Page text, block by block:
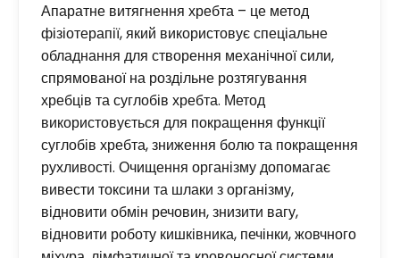
Апаратне витягнення хребта – це метод
фізіотерапії, який використовує спеціальне
обладнання для створення механічної сили,
спрямованої на роздільне розтягування
хребців та суглобів хребта. Метод
використовується для покращення функції
суглобів хребта, зниження болю та покращення
рухливості. Очищення організму допомагає
вивести токсини та шлаки з організму,
відновити обмін речовин, знизити вагу,
відновити роботу кишківника, печінки, жовчного